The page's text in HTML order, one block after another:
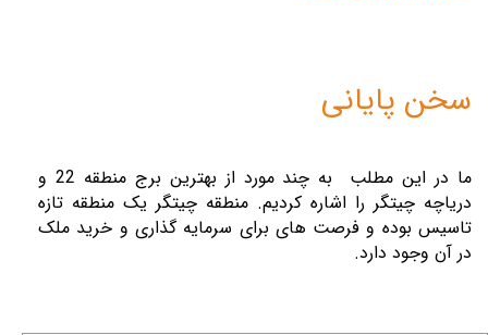
سخن پایانی
ما در این مطلب به چند مورد از بهترین برج منطقه 22 و
دریاچه چیتگر را اشاره کردیم. منطقه چیتگر یک منطقه تازه
تاسیس بوده و فرصت های برای سرمایه گذاری و خرید ملک
در آن وجود دارد.